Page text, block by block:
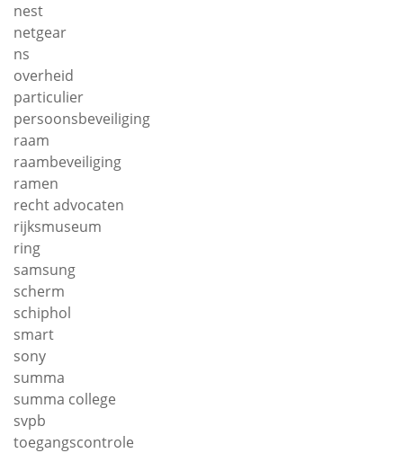
nest
netgear
ns
overheid
particulier
persoonsbeveiliging
raam
raambeveiliging
ramen
recht advocaten
rijksmuseum
ring
samsung
scherm
schiphol
smart
sony
summa
summa college
svpb
toegangscontrole